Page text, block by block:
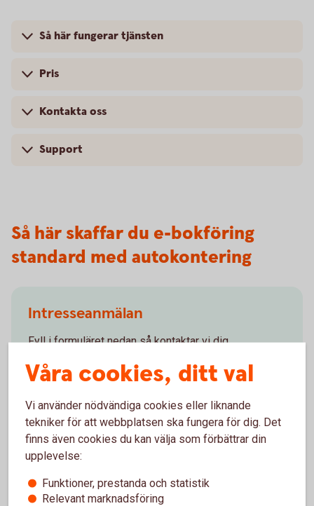
Så här fungerar tjänsten
Pris
Kontakta oss
Support
Så här skaffar du e-bokföring
standard med autokontering
Intresseanmälan
Fyll i formuläret nedan så kontaktar vi dig.
Intresseanmälan (speedledger.se)
Besök oss
Välkommen till ett av våra kontor så hjälper vi dig.
Våra cookies, ditt val
Vi använder nödvändiga cookies eller liknande
tekniker för att webbplatsen ska fungera för dig. Det
finns även cookies du kan välja som förbättrar din
upplevelse:
Funktioner, prestanda och statistik
Relevant marknadsföring